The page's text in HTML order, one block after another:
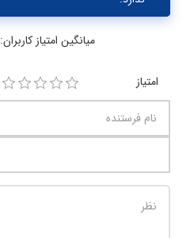
میانگین امتیاز کاربران: 0.0 (0 رای)
امتیاز